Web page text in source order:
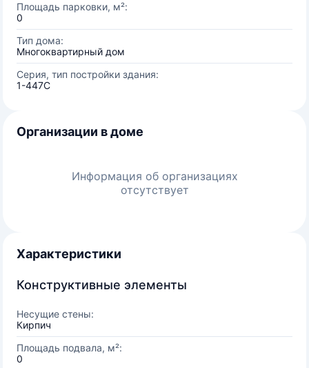
Площадь парковки, м²:
0
Тип дома:
Многоквартирный дом
Серия, тип постройки здания:
1-447С
Организации в доме
Информация об организациях
отсутствует
Характеристики
Конструктивные элементы
Несущие стены:
Кирпич
Площадь подвала, м²:
0